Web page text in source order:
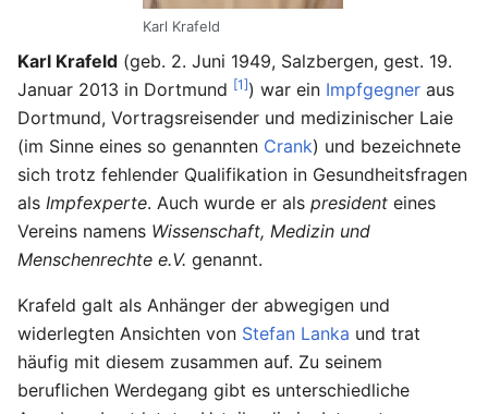
Karl Krafeld
Karl Krafeld (geb. 2. Juni 1949, Salzbergen, gest. 19.
Januar 2013 in Dortmund [1]) war ein Impfgegner aus
Dortmund, Vortragsreisender und medizinischer Laie
(im Sinne eines so genannten Crank) und bezeichnete
sich trotz fehlender Qualifikation in Gesundheitsfragen
als Impfexperte. Auch wurde er als president eines
Vereins namens Wissenschaft, Medizin und
Menschenrechte e.V. genannt.
Krafeld galt als Anhänger der abwegigen und
widerlegten Ansichten von Stefan Lanka und trat
häufig mit diesem zusammen auf. Zu seinem
beruflichen Werdegang gibt es unterschiedliche